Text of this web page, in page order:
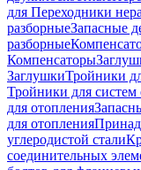
для Переходники
разборныеЗапасные
разборные
Компенсаторы
ЗаглушкиТройники
Тройники для систем
для отопления
для отопления
углеродистой стали
соединительных